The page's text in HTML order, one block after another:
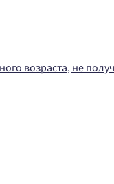
возраста, не